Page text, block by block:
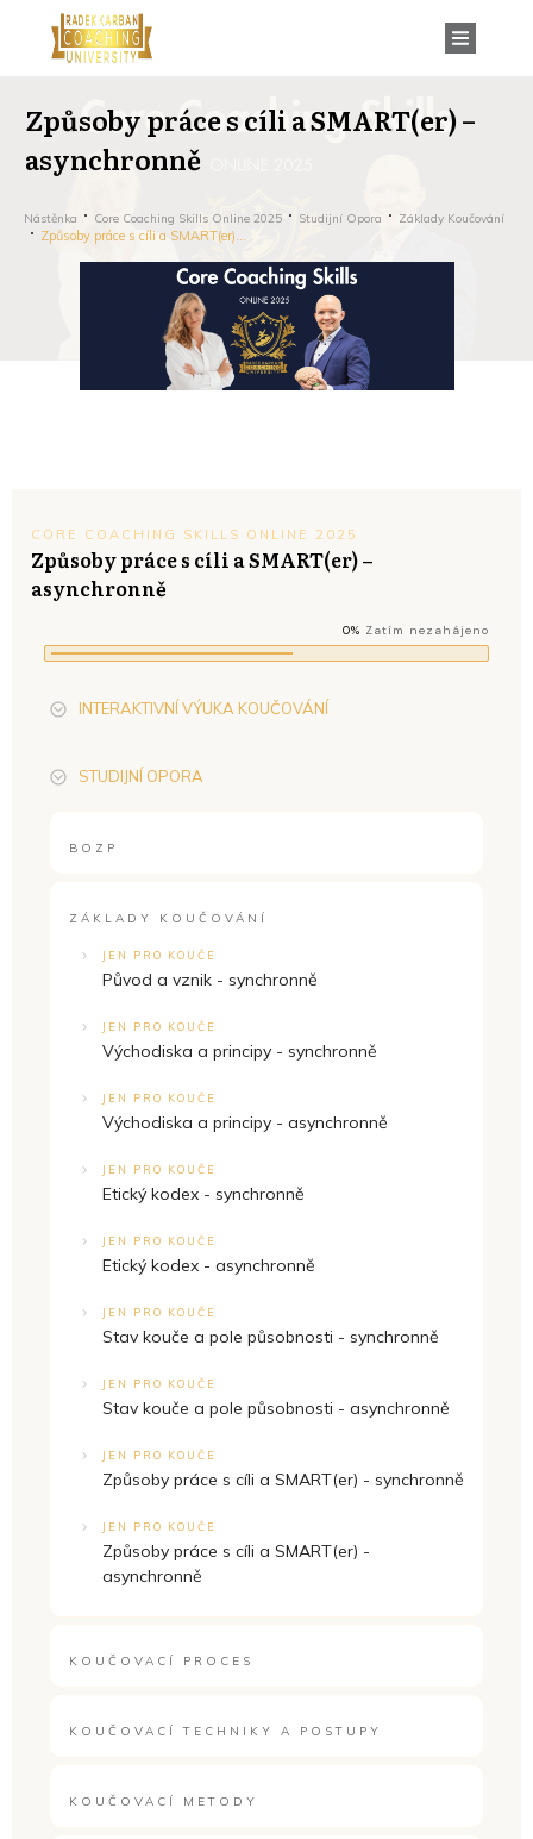
Způsoby práce s cíli a SMART(er) –
asynchronně
Nástěnka Core Coaching Skills Online 2025 Studijní Opora Základy Koučování
Způsoby práce s cíli a SMART(er) – asynchronně
CORE COACHING SKILLS ONLINE 2025
Způsoby práce s cíli a SMART(er) –
asynchronně
0% Zatím nezahájeno
INTERAKTIVNÍ VÝUKA KOUČOVÁNÍ
STUDIJNÍ OPORA
BOZP
ZÁKLADY KOUČOVÁNÍ
JEN PRO KOUČE
Původ a vznik - synchronně
JEN PRO KOUČE
Východiska a principy - synchronně
JEN PRO KOUČE
Východiska a principy - asynchronně
JEN PRO KOUČE
Etický kodex - synchronně
JEN PRO KOUČE
Etický kodex - asynchronně
JEN PRO KOUČE
Stav kouče a pole působnosti - synchronně
JEN PRO KOUČE
Stav kouče a pole působnosti - asynchronně
JEN PRO KOUČE
Způsoby práce s cíli a SMART(er) - synchronně
JEN PRO KOUČE
Způsoby práce s cíli a SMART(er) -
asynchronně
KOUČOVACÍ PROCES
KOUČOVACÍ TECHNIKY A POSTUPY
KOUČOVACÍ METODY